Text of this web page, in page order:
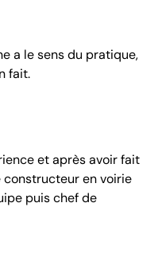
a le sens du pratique,
fait.
et après avoir fait
constructeur en voirie
puis chef de